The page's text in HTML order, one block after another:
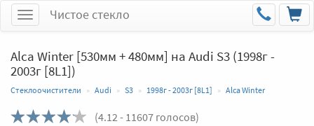
МенюЧистое стекло
Alca Winter [530мм + 480мм] на Audi S3 (1998г -
2003г [8L1])
Стеклоочистители Audi S3 1998г - 2003г [8L1] Alca Winter
(4.12- 11607 голосов)